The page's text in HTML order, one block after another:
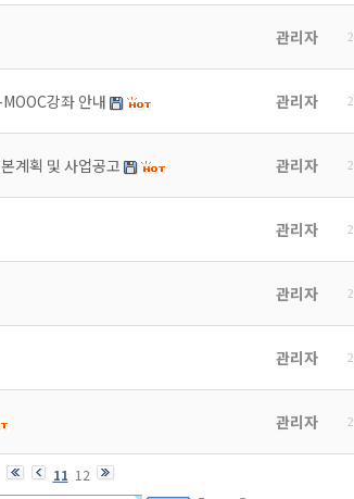
관리자
강좌 안내 관리자
계획 및 사업공고 관리자
관리자
관리자
관리자
관리자
11 12